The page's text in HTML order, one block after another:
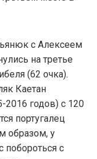
с Алексеем
на третье
(62 очка).
Каетан
2016 годов) с 120
португалец
образом, у
побороться с